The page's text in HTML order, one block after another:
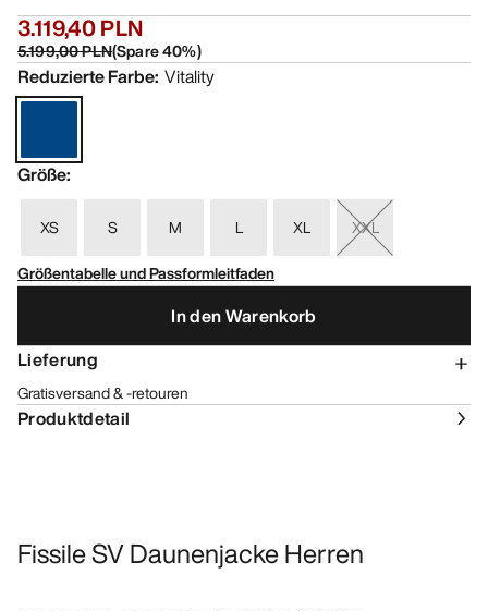
3.119,40 PLN
5.199,00 PLN(Spare40%)
Reduzierte Farbe: Vitality
Größe:
XS S M L XL
XXL
Größentabelle und Passformleitfaden
In den Warenkorb
Lieferung
Gratisversand & -retouren
Produktdetail
Fissile SV Daunenjacke Herren